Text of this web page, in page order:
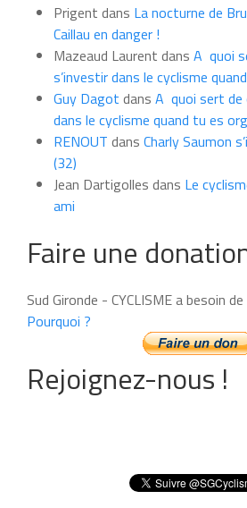
moisPrigent dans La nocturne de
Caillau en danger !
Mazeaud Laurent dans A quoi
s’investir dans le cyclisme
Guy Dagot dans A quoi sert de
dans le cyclisme quand tu es
RENOUT dans Charly Saumon
(32)
Jean Dartigolles dans Le
ami
Faire une
Sud Gironde - CYCLISME a besoin
Pourquoi ?
Rejoignez-nous !